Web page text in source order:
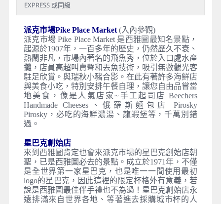
EXPRESS 或同級
派克市場Pike Place Market(入內參觀)
派克市場 Pike Place Market 是西雅圖最知名景點，
起源於1907年，一百多年的歷史，仍然歷久不衰、
熱鬧非凡，市場內著名的飛魚秀，位於入口處水產
攤，店員高超叫賣聲和丟魚技術，吸引無數觀光客
駐足欣賞。與瑞秋小豬合影。在此有著許多海鮮店
與美食小吃，特別安排午餐自理，讓您自由品嘗當
地美食，像是人氣店家~手工起司店 Beechers
Handmade Cheeses、俄羅斯麵包店 Pirosky
Pirosky，必吃的海鮮濃湯、龍蝦堡等，千萬別錯
過。
星巴克創始店
來到西雅圖肯定也會來派克市場的星巴克創始店朝
聖，已是西雅圖必去的景點。成立於1971年，不僅
是全世界第一家星巴克，也是唯一一間使用最初
logo的星巴克，因此這裡的限定杯格外有意義，若
說是西雅圖最佳伴手禮也不為過！星巴克創始店永
遠排滿來自世界各地、等著進去採購城市杯的人